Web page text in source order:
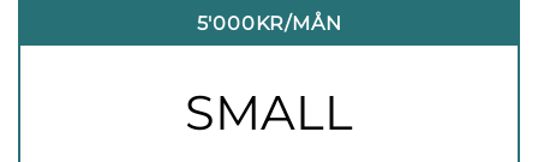
5'000KR/MÅN
SMALL